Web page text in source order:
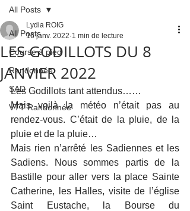
All Posts
Course à pied
Randonnée
SAD
VTT Randonnée'
All Posts
LES GODILLOTS DU 8
JANVIER 2022
Lydia ROIG
16 janv. 2022 1 min de lecture
Les Godillots tant attendus……
Mais voilà la météo n’était pas au
rendez-vous. C’était de la pluie, de la
pluie et de la pluie…
Mais rien n’arrêté les Sadiennes et les
Sadiens. Nous sommes partis de la
Bastille pour aller vers la place Sainte
Catherine, les Halles, visite de l’église
Saint Eustache, la Bourse du